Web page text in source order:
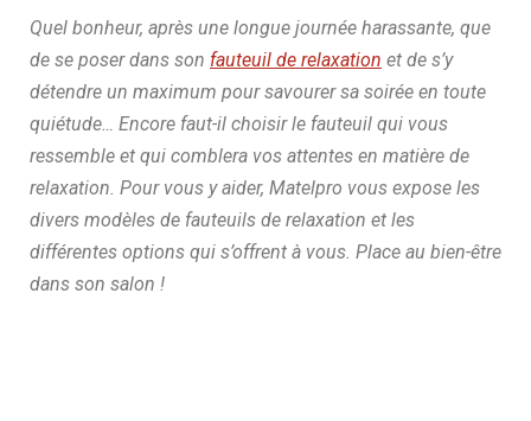
Quel bonheur, après une longue journée harassante, que
de se poser dans son fauteuil de relaxation et de s’y
détendre un maximum pour savourer sa soirée en toute
quiétude… Encore faut-il choisir le fauteuil qui vous
ressemble et qui comblera vos attentes en matière de
relaxation. Pour vous y aider, Matelpro vous expose les
divers modèles de fauteuils de relaxation et les
différentes options qui s’offrent à vous. Place au bien-être
dans son salon !